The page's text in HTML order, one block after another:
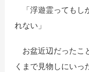
「浮遊霊ってもし
れない」
お盆近辺だったこ
くまで見物しにいっ